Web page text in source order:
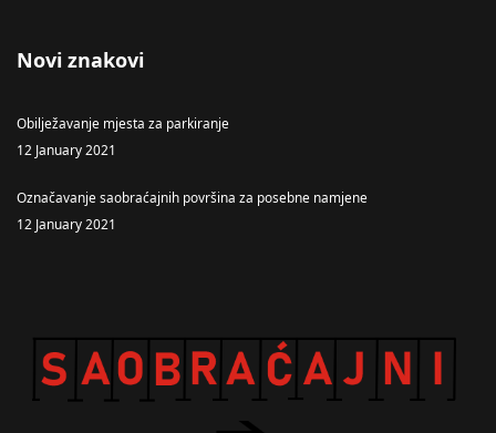
Novi znakovi
Obilježavanje mjesta za parkiranje
12 January 2021
Označavanje saobraćajnih površina za posebne namjene
12 January 2021